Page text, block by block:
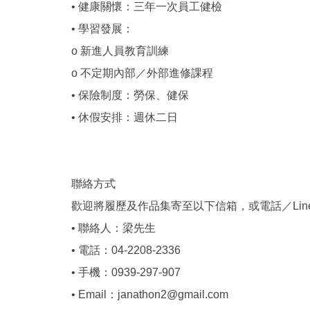
• 健康關懷：三年一次員工健檢
• 學習發展：
o 新進人員教育訓練
o 不定期內部／外部進修課程
• 保險制度：勞保、健保
• 休假安排：週休二日
聯絡方式
歡迎將履歷及作品集寄至以下信箱，或電話／
• 聯絡人：梁先生
• 電話：04-2208-2336
• 手機：0939-297-907
• Email：janathon2@gmail.com